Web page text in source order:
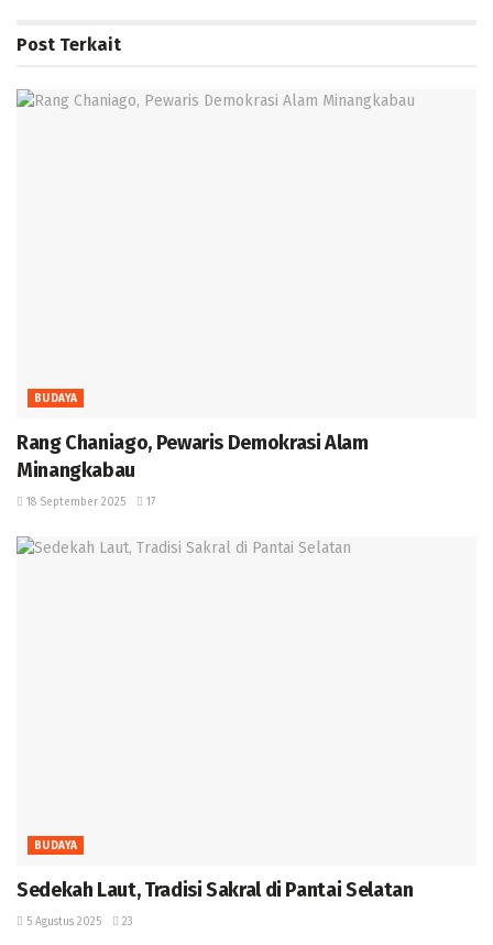
Post Terkait
BUDAYA
Rang Chaniago, Pewaris Demokrasi Alam
Minangkabau ‎
18 September 2025 17
BUDAYA
Sedekah Laut, Tradisi Sakral di Pantai Selatan
5 Agustus 2025 23